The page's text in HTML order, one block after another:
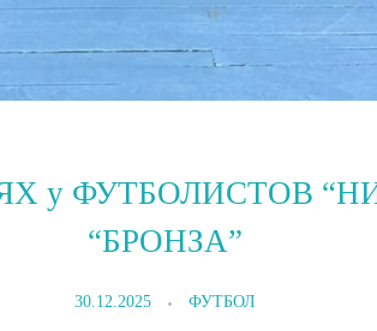
ФУТБОЛИСТОВ
“БРОНЗА”
30.12.2025 ФУТБОЛ